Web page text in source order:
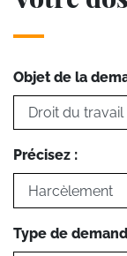
Objet de la
Précisez :
Type de